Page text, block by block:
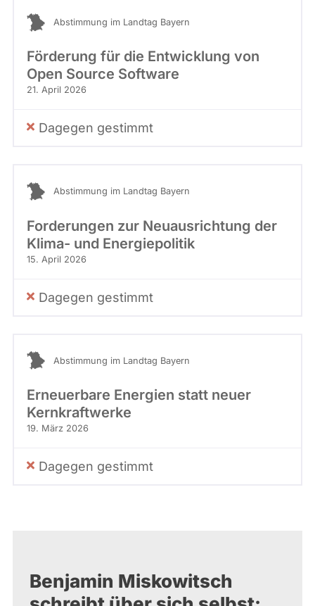
Abstimmung im Landtag Bayern
Förderung für die Entwicklung von
Open Source Software
21. April 2026
Dagegen gestimmt
Abstimmung im Landtag Bayern
Forderungen zur Neuausrichtung der
Klima- und Energiepolitik
15. April 2026
Dagegen gestimmt
Abstimmung im Landtag Bayern
Erneuerbare Energien statt neuer
Kernkraftwerke
19. März 2026
Dagegen gestimmt
Benjamin Miskowitsch